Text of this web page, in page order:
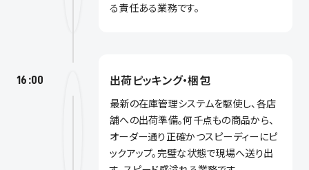
る責任ある業務です。
16:00 出荷ピッキング・梱包
最新の在庫管理システムを駆使し、各店
舗への出荷準備。何千点もの商品から、
オーダー通り正確かつスピーディーにピ
ックアップ。完璧な状態で現場へ送り出